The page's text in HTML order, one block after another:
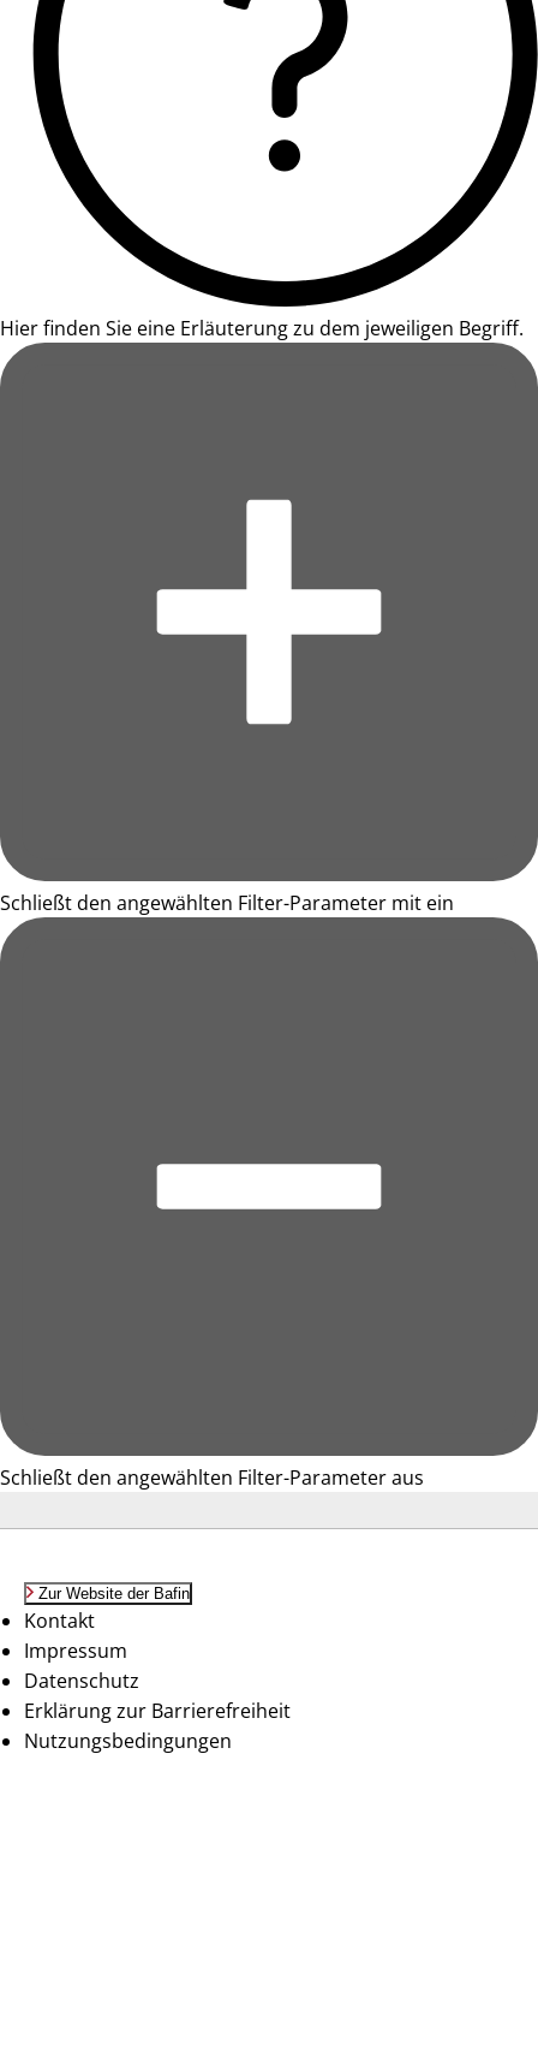
Hier finden Sie eine Erläuterung zu dem jeweiligen Begriff.
Schließt den angewählten Filter-Parameter mit ein
Schließt den angewählten Filter-Parameter aus
Zur Website der Bafin
Kontakt
Impressum
Datenschutz
Erklärung zur Barrierefreiheit
Nutzungsbedingungen